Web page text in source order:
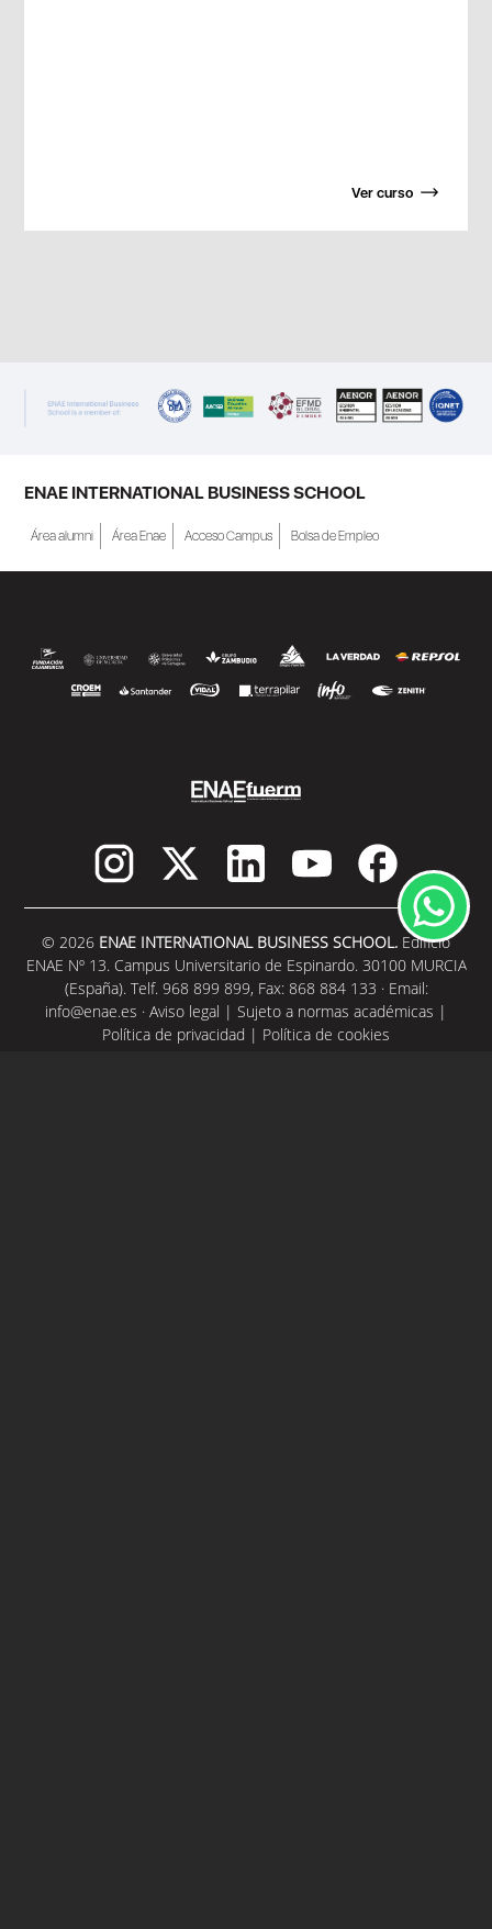
Ver curso
ENAE INTERNATIONAL BUSINESS SCHOOL
Área alumni Área Enae Acceso Campus Bolsa de Empleo
© 2026 ENAE INTERNATIONAL BUSINESS SCHOOL. Edificio
ENAE Nº 13. Campus Universitario de Espinardo. 30100 MURCIA
(España). Telf. 968 899 899, Fax: 868 884 133 · Email:
info@enae.es · Aviso legal | Sujeto a normas académicas |
Política de privacidad | Política de cookies